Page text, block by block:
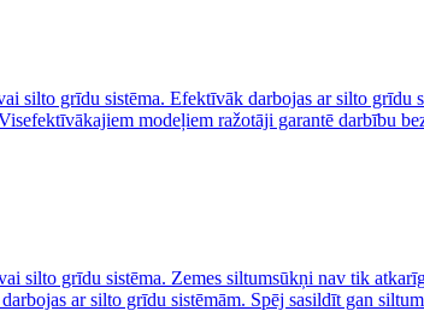
silto grīdu sistēma. Efektīvāk darbojas ar silto
modeļiem ražotāji garantē darbību
silto grīdu sistēma. Zemes siltumsūkņi nav tik
ar silto grīdu sistēmām. Spēj sasildīt gan